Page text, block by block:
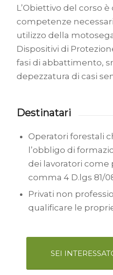
L’Obiettivo del corso
competenze
utilizzo della
Dispositivi di
fasi di abbattimento,
depezzatura di casi
Destinatari
Operatori forestali
l’obbligo di
dei lavoratori come
comma 4 D.lgs 81/
Privati non
qualificare le
SEI